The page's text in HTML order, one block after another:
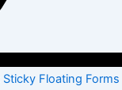
Sticky Floating Forms